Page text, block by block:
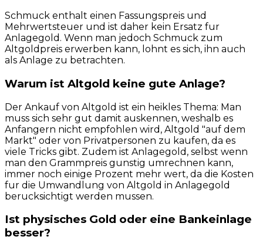
Schmuck enthalt einen Fassungspreis und
Mehrwertsteuer und ist daher kein Ersatz fur
Anlagegold. Wenn man jedoch Schmuck zum
Altgoldpreis erwerben kann, lohnt es sich, ihn auch
als Anlage zu betrachten.
Warum ist Altgold keine gute Anlage?
Der Ankauf von Altgold ist ein heikles Thema: Man
muss sich sehr gut damit auskennen, weshalb es
Anfangern nicht empfohlen wird, Altgold "auf dem
Markt" oder von Privatpersonen zu kaufen, da es
viele Tricks gibt. Zudem ist Anlagegold, selbst wenn
man den Grammpreis gunstig umrechnen kann,
immer noch einige Prozent mehr wert, da die Kosten
fur die Umwandlung von Altgold in Anlagegold
berucksichtigt werden mussen.
Ist physisches Gold oder eine Bankeinlage
besser?